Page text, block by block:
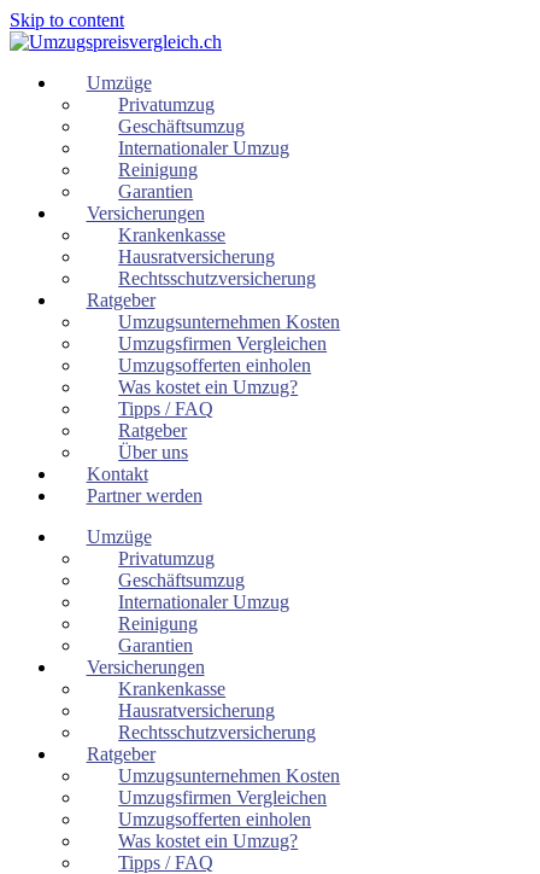
Skip to content
Umzüge
Privatumzug
Geschäftsumzug
Internationaler Umzug
Reinigung
Garantien
Versicherungen
Krankenkasse
Hausratversicherung
Rechtsschutzversicherung
Ratgeber
Umzugsunternehmen Kosten
Umzugsfirmen Vergleichen
Umzugsofferten einholen
Was kostet ein Umzug?
Tipps / FAQ
Ratgeber
Über uns
Kontakt
Partner werden
Umzüge
Privatumzug
Geschäftsumzug
Internationaler Umzug
Reinigung
Garantien
Versicherungen
Krankenkasse
Hausratversicherung
Rechtsschutzversicherung
Ratgeber
Umzugsunternehmen Kosten
Umzugsfirmen Vergleichen
Umzugsofferten einholen
Was kostet ein Umzug?
Tipps / FAQ